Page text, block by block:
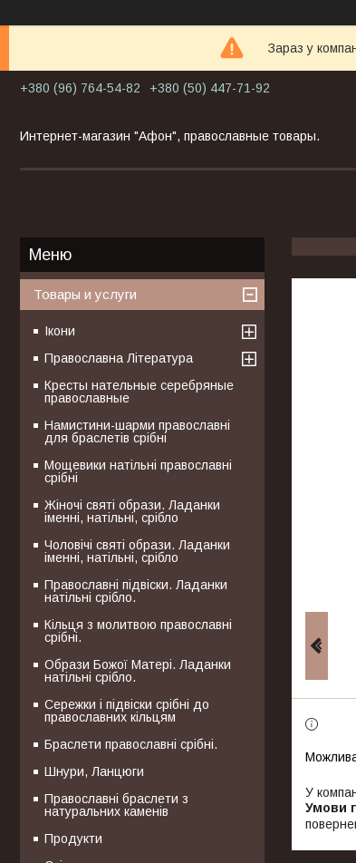
Зараз у
+380 (96) 764-54-82 +380 (50) 447-71-92
Интернет-магазин "Афон", православные товары.
У
Товары и услуги
Ікони
Православна Література
Кресты нательные серебряные
православные
Намистини-шарми православні
для браслетів срібні
Мощевики натільні православні
срібні
Жіночі святі образи. Ладанки
іменні, натільні, срібло
Чоловічі святі образи. Ладанки
іменні, натільні, срібло
Православні підвіски. Ладанки
натільні срібло.
Кільця з молитвою православні
срібні.
Образи Божої Матері. Ладанки
натільні срібло.
Сережки і підвіски срібні до
православних кільцям
Браслети православні срібні.
Шнури, Ланцюги
Православні браслети з
натуральних каменів
Продукти